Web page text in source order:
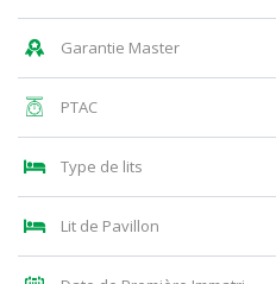
Garantie Master
PTAC
Type de lits
Lit de Pavillon